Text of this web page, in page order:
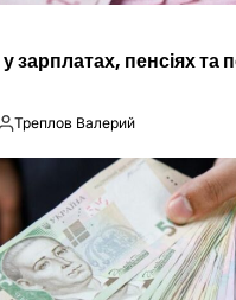
зарплатах, пенсіях та
Треплов Валерий